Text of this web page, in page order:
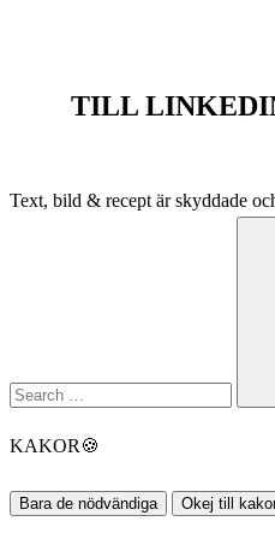
TILL
Text, bild & recept är skyddade
KAKOR 🍪
Bara de nödvändiga Okej till